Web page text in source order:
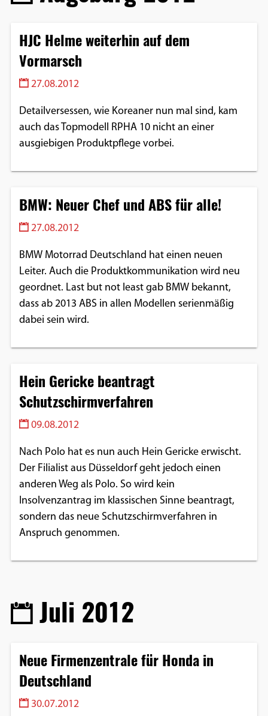
HJC Helme weiterhin auf dem
Vormarsch
27.08.2012
Detailversessen, wie Koreaner nun mal sind, kam
auch das Topmodell RPHA 10 nicht an einer
ausgiebigen Produktpflege vorbei.
BMW: Neuer Chef und ABS für alle!
27.08.2012
BMW Motorrad Deutschland hat einen neuen
Leiter. Auch die Produktkommunikation wird neu
geordnet. Last but not least gab BMW bekannt,
dass ab 2013 ABS in allen Modellen serienmäßig
dabei sein wird.
Hein Gericke beantragt
Schutzschirmverfahren
09.08.2012
Nach Polo hat es nun auch Hein Gericke erwischt.
Der Filialist aus Düsseldorf geht jedoch einen
anderen Weg als Polo. So wird kein
Insolvenzantrag im klassischen Sinne beantragt,
sondern das neue Schutzschirmverfahren in
Anspruch genommen.
Juli 2012
Neue Firmenzentrale für Honda in
Deutschland
30.07.2012